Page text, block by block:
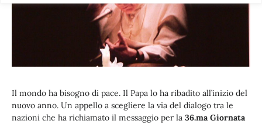
Il mondo ha bisogno di pace. Il Papa lo ha ribadito all’inizio del
nuovo anno. Un appello a scegliere la via del dialogo tra le
nazioni che ha richiamato il messaggio per la 36.ma Giornata